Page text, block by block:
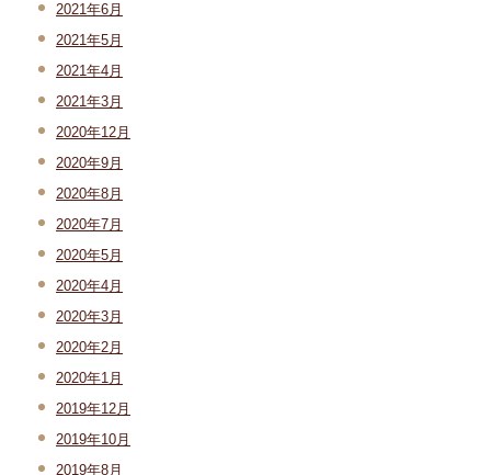
2021年6月
2021年5月
2021年4月
2021年3月
2020年12月
2020年9月
2020年8月
2020年7月
2020年5月
2020年4月
2020年3月
2020年2月
2020年1月
2019年12月
2019年10月
2019年8月